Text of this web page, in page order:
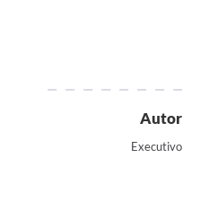
Autor
Executivo